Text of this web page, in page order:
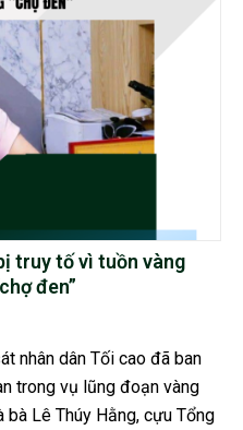
truy tố vì tuồn vàng
đen”
nhân dân Tối cao đã ban
trong vụ lũng đoạn vàng
Lê Thúy Hằng, cựu Tổng